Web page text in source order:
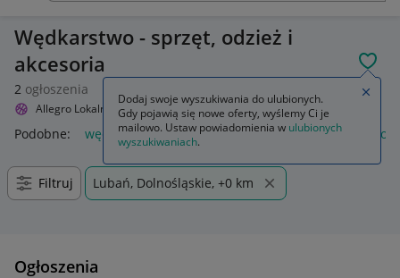
Wędkarstwo - sprzęt, odzież i
akcesoria
2 ogłoszenia
Allegro Lokalnie Sport i turystyka Wędkarstwo
Podobne: wędkarstwo wędkarstwo akcesoria wędkarstwo
Filtruj Lubań, Dolnośląskie, +0 km
Ogłoszenia
Dodaj swoje wyszukiwania do ulubionych.
Gdy pojawią się nowe oferty, wyślemy Ci je
mailowo. Ustaw powiadomienia w ulubionych
wyszukiwaniach.